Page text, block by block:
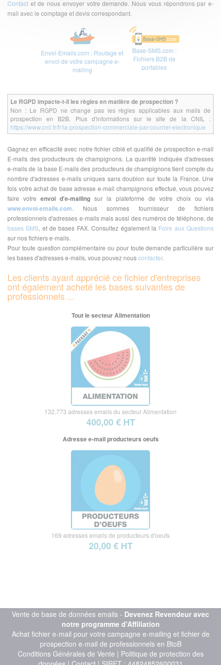
Contact et de nous envoyer votre demande. Nous vous répondrons par e-
mail avec le comptage et devis correspondant.
Envoi-Emails.com : Routage et
envoi de votre campagne e-
mailing
Base-SMS.com :
Fichiers B2B de
portables
Le RGPD impacte-t-il les règles en matière de prospection ?
Non : Le RGPD ne change pas les règles applicables aux mails de
prospection en B2B. Plus d'informations sur le site de la CNIL :
https://www.cnil.fr/fr/la-prospection-commerciale-par-courrier-electronique
Gagnez en efficacité avec notre fichier ciblé et qualifié de prospection e-mail
E-mails des producteurs de champignons. La quantité indiquée d'adresses
e-mails de la base E-mails des producteurs de champignons tient compte du
nombre d'adresses e-mails uniques sans doublon sur toute la France. Une
fois votre achat de base adresse e-mail champignons effectué, vous pouvez
faire votreenvoi d'e-mailing sur la plateforme de votre choix ou via
www.envoi-emails.com. Nous sommes fournisseur de fichiers
professionnels d'adresses e-mails mais aussi des numéros de téléphone, de
bases SMS, et de bases FAX. Consultez également la Foire aux Questions
sur nos fichiers e-mails.
Pour toute question complémentaire ou pour toute demande particulière sur
les bases d'adresses e-mails, vous pouvez nouscontacter.
Les clients ayant apprécié ce fichier d'entreprises
ont également acheté les bases suivantes de
professionnels ...
Tout le secteur Alimentation
132.773 adresses emails du secteur Alimentation
400,00 € HT
Adresse e-mail producteurs oeufs
169 adresses emails de producteurs d'oeufs
20,00 € HT
Vente de base de données emails - Devenez Revendeur avec
notre programme d'Affiliation
Achat fichier e-mail pour votre campagne e-mailing et fichier de
prospection e-mail de professionnels en BtoB
Conditions Générales de Vente | Politique de protection des